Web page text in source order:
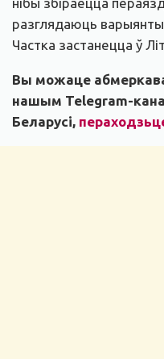
разглядаюць
Частка застанецца ў
Вы можаце
нашым Telegram-
Беларусі,